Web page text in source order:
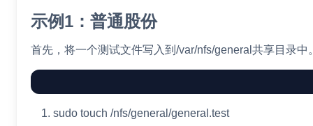
示例1：普通股份
首先，将一个测试文件写入到/var/nfs/general共享目录中
sudo touch /nfs/general/general.test